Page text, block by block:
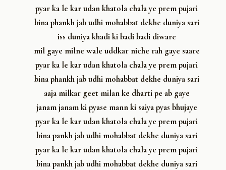
pyar ka le kar udan khatola chala ye prem pujari
bina phankh jab udhi mohabbat dekhe duniya sari
iss duniya khadi ki badi badi diware
mil gaye milne wale uddkar niche rah gaye saare
pyar ka le kar udan khatola chala ye prem pujari
bina phankh jab udhi mohabbat dekhe duniya sari
aaja milkar geet milan ke dharti pe ab gaye
janam janam ki pyase mann ki saiya pyas bhujaye
pyar ka le kar udan khatola chala ye prem pujari
bina pankh jab udhi mohabbat dekhe duniya sari
pyar ka le kar udan khatola chala ye prem pujari
bina pankh jab udhi mohabbat dekhe duniya sari